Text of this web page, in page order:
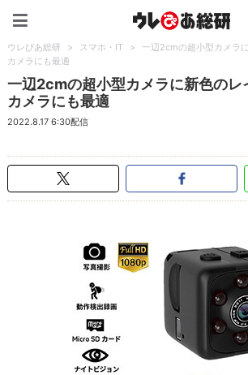
ウレぴあ総研 > スマホ・IT >
一辺2cmの超小型カメラ
カメラにも最適
一辺2cmの超小型カメラに新色の
カメラにも最適
2022.8.17 6:30配信